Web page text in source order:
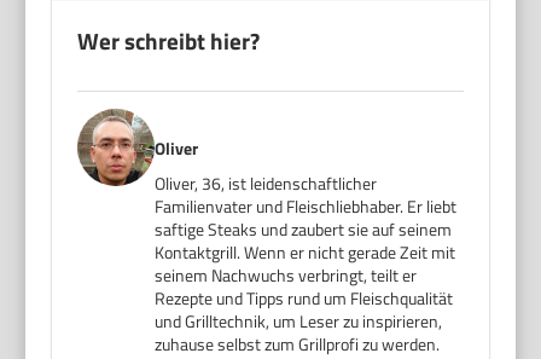
Wer schreibt hier?
Oliver
Oliver, 36, ist leidenschaftlicher
Familienvater und Fleischliebhaber. Er liebt
saftige Steaks und zaubert sie auf seinem
Kontaktgrill. Wenn er nicht gerade Zeit mit
seinem Nachwuchs verbringt, teilt er
Rezepte und Tipps rund um Fleischqualität
und Grilltechnik, um Leser zu inspirieren,
zuhause selbst zum Grillprofi zu werden.